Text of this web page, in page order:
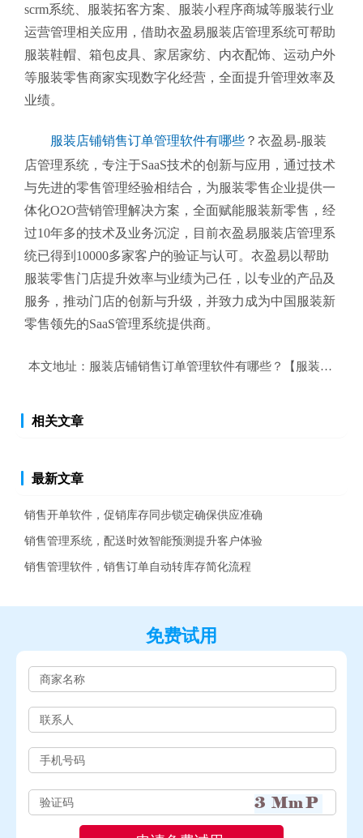
scrm系统、服装拓客方案、服装小程序商城等服装行业
运营管理相关应用，借助衣盈易服装店管理系统可帮助
服装鞋帽、箱包皮具、家居家纺、内衣配饰、运动户外
等服装零售商家实现数字化经营，全面提升管理效率及
业绩。
服装店铺销售订单管理软件有哪些 ？衣盈易-服装
店管理系统 ，专注于SaaS技术的创新与应用，通过技术
与先进的零售管理经验相结合，为服装零售企业提供一
体化O2O营销管理解决方案，全面赋能服装新零售，经
过10年多的技术及业务沉淀，目前衣盈易服装店管理系
统已得到10000多家客户的验证与认可。衣盈易以帮助
服装零售门店提升效率与业绩为己任，以专业的产品及
服务，推动门店的创新与升级，并致力成为中国服装新
零售领先的SaaS管理系统提供商。
本文地址： 服装店铺销售订单管理软件有哪些？【服装行业销
相关文章
最新文章
销售开单软件，促销库存同步锁定确保供应准确
销售管理系统，配送时效智能预测提升客户体验
销售管理软件，销售订单自动转库存简化流程
免费试用